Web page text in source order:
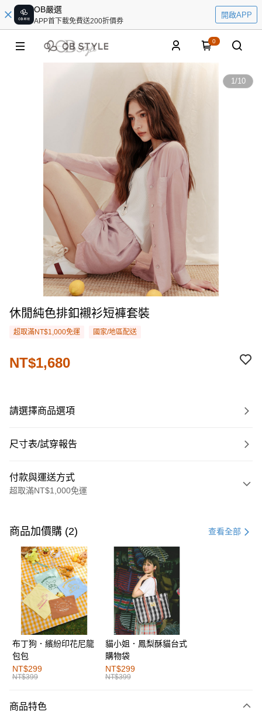
OB嚴選
APP首下載免費送200折價券
開啟APP
0
1/10
休閒純色排釦襯衫短褲套裝
超取滿NT$1,000免運 國家/地區配送
NT$1,680
請選擇商品選項
尺寸表/試穿報告
付款與運送方式
超取滿NT$1,000免運
信用卡一次付款
購物金
超商取貨付款
LINE Pay
街口支付
運送方式
全家取貨付款
每筆NT$60，滿NT$1,000(含以上)免運費
付款後全家取貨
商品加價購 (2) 查看全部
布丁狗．繽紛印花尼龍
包包
NT$299
NT$399
貓小姐．鳳梨酥貓台式
購物袋
NT$299
NT$399
商品特色